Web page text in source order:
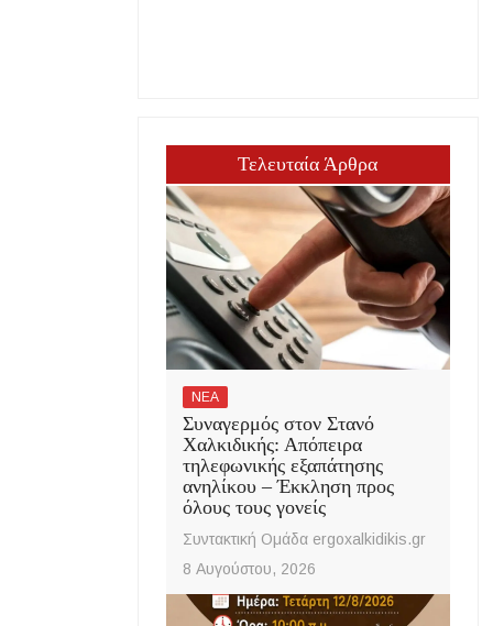
Τελευταία Άρθρα
ΝΕΑ
Συναγερμός στον Στανό
Χαλκιδικής: Απόπειρα
τηλεφωνικής εξαπάτησης
ανηλίκου – Έκκληση προς
όλους τους γονείς
Συντακτική Ομάδα ergoxalkidikis.gr
8 Αυγούστου, 2026